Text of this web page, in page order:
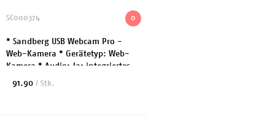
0
SC000374
* Sandberg USB Webcam Pro -
Web-Kamera * Gerätetyp: Web-
Kamera * Audio: Ja: integriertes
Stereomikrofon *
91.90 / Stk.